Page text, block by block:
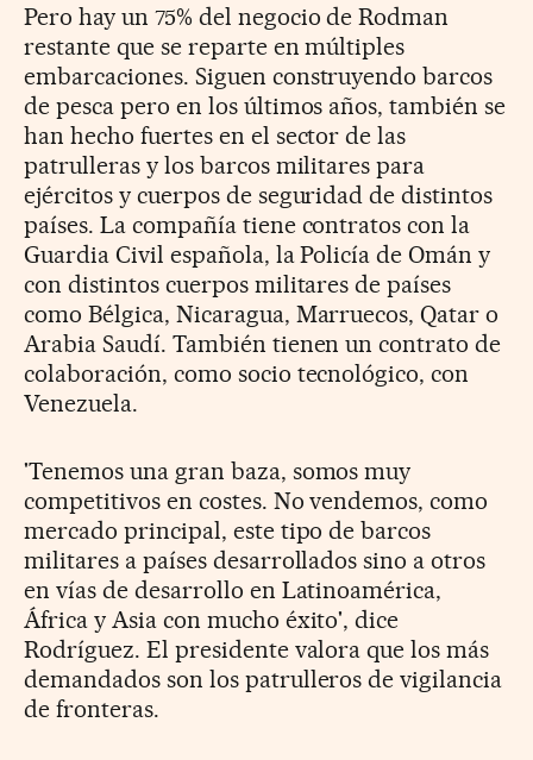
Pero hay un 75% del negocio de Rodman
restante que se reparte en múltiples
embarcaciones. Siguen construyendo barcos
de pesca pero en los últimos años, también se
han hecho fuertes en el sector de las
patrulleras y los barcos militares para
ejércitos y cuerpos de seguridad de distintos
países. La compañía tiene contratos con la
Guardia Civil española, la Policía de Omán y
con distintos cuerpos militares de países
como Bélgica, Nicaragua, Marruecos, Qatar o
Arabia Saudí. También tienen un contrato de
colaboración, como socio tecnológico, con
Venezuela.
'Tenemos una gran baza, somos muy
competitivos en costes. No vendemos, como
mercado principal, este tipo de barcos
militares a países desarrollados sino a otros
en vías de desarrollo en Latinoamérica,
África y Asia con mucho éxito', dice
Rodríguez. El presidente valora que los más
demandados son los patrulleros de vigilancia
de fronteras.